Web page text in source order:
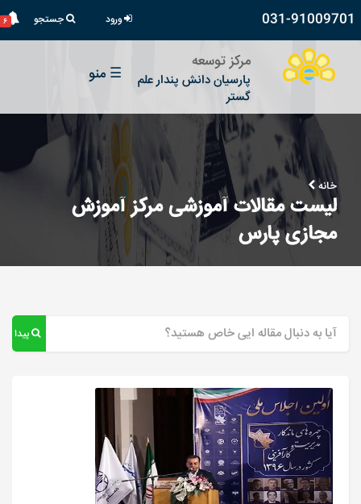
031-91009701 ورود جستجو ۶
مرکز توسعه
پارسیان دانش پندار علم
گستر
☰ منو
خانه
لیست مقالات آموزشی مرکز آموزش
مجازی پارس
پیدا کن